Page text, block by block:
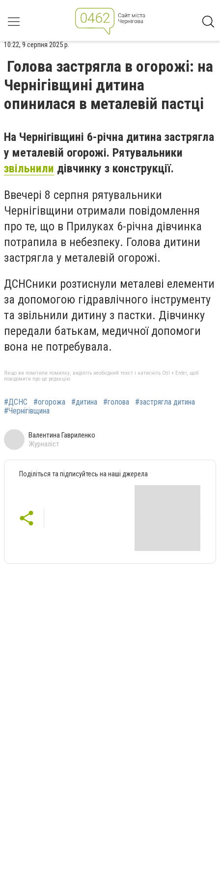
10:22, 9 серпня 2025 р.
Голова застрягла в огорожі: на
Чернігівщині дитина
опинилася в металевій пастці
На Чернігівщині 6-річна дитина застрягла
у металевій огорожі. Рятувальники
звільнили дівчинку з конструкції.
Ввечері 8 серпня рятувальники
Чернігівщини отримали повідомлення
про те, що в Прилуках 6-річна дівчинка
потрапила в небезпеку. Голова дитини
застрягла у металевій огорожі.
ДСНСники розтиснули металеві елементи
за допомогою гідравлічного інструменту
та звільнили дитину з пастки. Дівчинку
передали батькам, медичної допомоги
вона не потребувала.
Якщо ви помітили помилку, виділіть необхідний текст і натисніть Ctrl + Enter, щоб
повідомити про це редакцію
#ДСНС #огорожа #дитина #голова
#застрягла дитина
#Чернігівщина
Валентина Гавриленко
Журналіст
Поділіться та підписуйтесь на наші джерела